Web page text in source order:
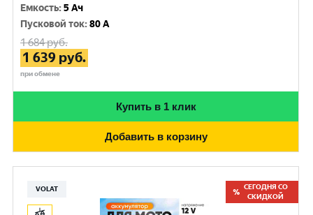
Емкость:5 Ач
Пусковой ток:80 A
1 684руб.
1 639 руб.
при обмене
Купить в 1 клик
Добавить в корзину
VOLAT
СЕГОДНЯ СО
СКИДКОЙ